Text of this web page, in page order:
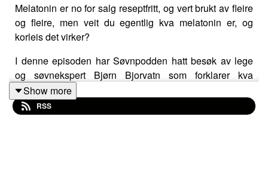
Melatonin er no for salg reseptfritt, og vert brukt av fleire
og fleire, men veit du egentlig kva melatonin er, og
korleis det virker?
I denne episoden har Søvnpodden hatt besøk av lege
og søvnekspert Bjørn Bjorvatn som forklarer kva
melatonin er, til kass type søvnproblem det bør brukast,
og korleis.
Show more
RSS